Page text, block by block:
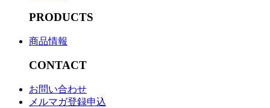
PRODUCTS
商品情報
CONTACT
お問い合わせ
メルマガ登録申込